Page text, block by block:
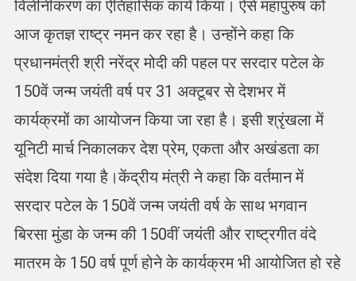
विलीनीकरण का ऐतिहासिक कार्य किया। ऐसे महापुरुष को
आज कृतज्ञ राष्ट्र नमन कर रहा है। उन्होंने कहा कि
प्रधानमंत्री श्री नरेंद्र मोदी की पहल पर सरदार पटेल के
150वें जन्म जयंती वर्ष पर 31 अक्टूबर से देशभर में
कार्यक्रमों का आयोजन किया जा रहा है। इसी श्रृंखला में
यूनिटी मार्च निकालकर देश प्रेम, एकता और अखंडता का
संदेश दिया गया है।केंद्रीय मंत्री ने कहा कि वर्तमान में
सरदार पटेल के 150वें जन्म जयंती वर्ष के साथ भगवान
बिरसा मुंडा के जन्म की 150वीं जयंती और राष्ट्रगीत वंदे
मातरम के 150 वर्ष पूर्ण होने के कार्यक्रम भी आयोजित हो रहे